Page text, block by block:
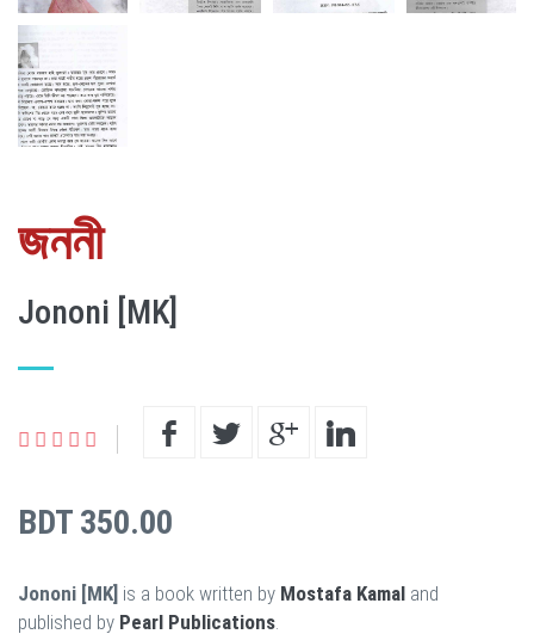
জননী
Jononi [MK]
BDT 350.00
Jononi [MK] is a book written by Mostafa Kamal and
published by Pearl Publications